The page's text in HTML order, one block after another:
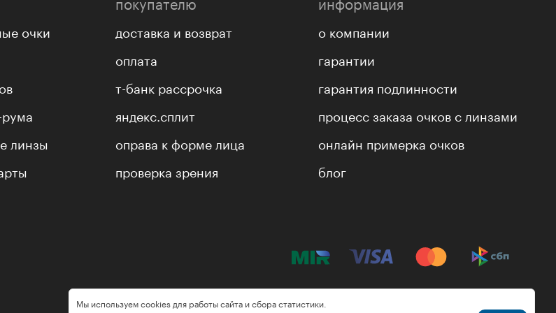
очки
линзы
доставка и возврат
оплата
т-банк рассрочка
яндекс.сплит
оправа к форме лица
проверка зрения
о компании
гарантии
гарантия подлинности
процесс заказа очков с линзами
онлайн примерка очков
блог
Мы используем cookies для работы сайта и сбора статистики.